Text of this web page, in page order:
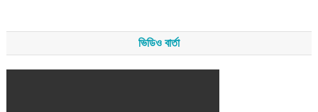
ভিডিও বার্তা